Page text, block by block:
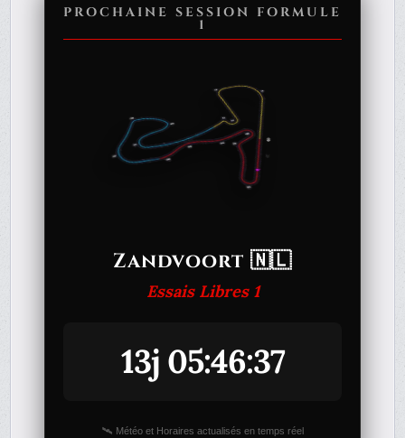
PROCHAINE SESSION FORMULE
1
Zandvoort 🇳🇱
Essais Libres 1
13j 05:46:37
🛰️ Météo et Horaires actualisés en temps réel